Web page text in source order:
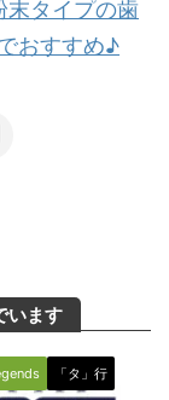
末タイプの歯
おすすめ♪
います
「タ」行